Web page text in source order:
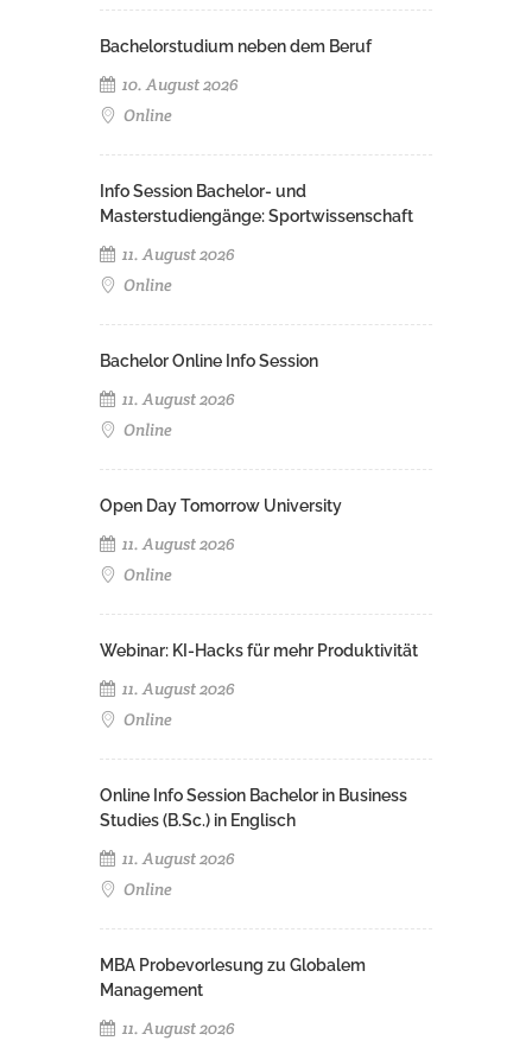
Bachelorstudium neben dem Beruf
10. August 2026
Online
Info Session Bachelor- und
Masterstudiengänge: Sportwissenschaft
11. August 2026
Online
Bachelor Online Info Session
11. August 2026
Online
Open Day Tomorrow University
11. August 2026
Online
Webinar: KI-Hacks für mehr Produktivität
11. August 2026
Online
Online Info Session Bachelor in Business
Studies (B.Sc.) in Englisch
11. August 2026
Online
MBA Probevorlesung zu Globalem
Management
11. August 2026